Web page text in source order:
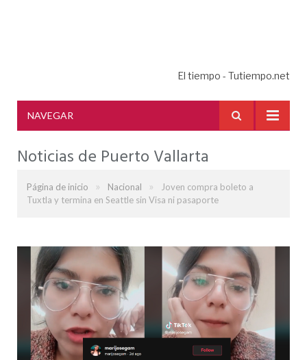
El tiempo - Tutiempo.net
NAVEGAR
Noticias de Puerto Vallarta
Página de inicio » Nacional »
Joven compra boleto a
Tuxtla y termina en Seattle sin Visa ni pasaporte